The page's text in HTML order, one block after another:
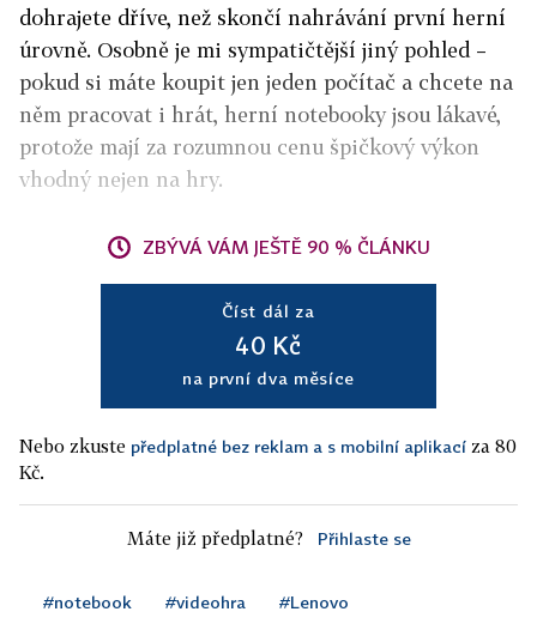
dohrajete dříve, než skončí nahrávání první herní
úrovně. Osobně je mi sympatičtější jiný pohled –
pokud si máte koupit jen jeden počítač a chcete na
něm pracovat i hrát, herní notebooky jsou lákavé,
protože mají za rozumnou cenu špičkový výkon
vhodný nejen na hry.
ZBÝVÁ VÁM JEŠTĚ 90 % ČLÁNKU
Číst dál za
40 Kč
na první dva měsíce
Nebo zkuste předplatné bez reklam a s mobilní aplikací za 80
Kč.
Máte již předplatné? Přihlaste se
#notebook #videohra #Lenovo